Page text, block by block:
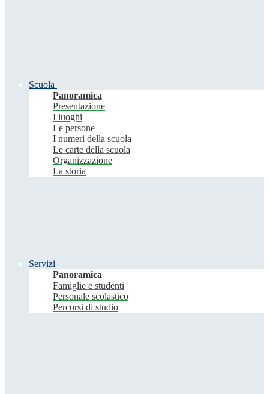
Scuola
Panoramica
Presentazione
I luoghi
Le persone
I numeri della scuola
Le carte della scuola
Organizzazione
La storia
Servizi
Panoramica
Famiglie e studenti
Personale scolastico
Percorsi di studio